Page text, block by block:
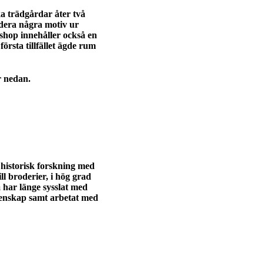
trädgårdar åter två
några motiv ur
innehåller också en
tillfället ägde rum
nedan.
forskning med
broderier, i hög grad
länge sysslat med
samt arbetat med